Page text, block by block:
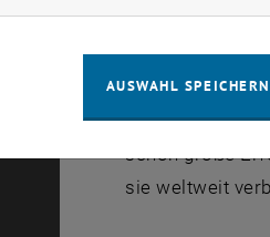
Laufbewegung
Schon im
seit 23. Juli auf
schon große
sie weltweit
AUSWAHL